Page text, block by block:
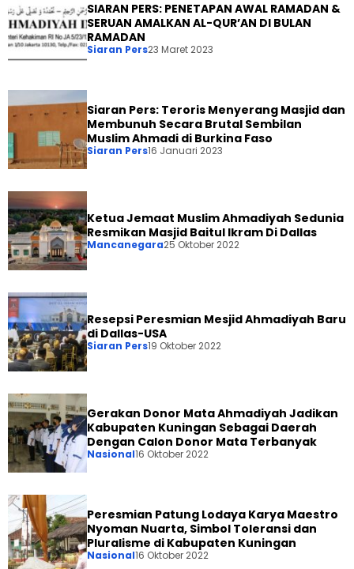
SIARAN PERS: PENETAPAN AWAL RAMADAN &
SERUAN AMALKAN AL-QUR’AN DI BULAN
RAMADAN
Siaran Pers23 Maret 2023
Siaran Pers: Teroris Menyerang Masjid dan
Membunuh Secara Brutal Sembilan
Muslim Ahmadi di Burkina Faso
Siaran Pers16 Januari 2023
Ketua Jemaat Muslim Ahmadiyah Sedunia
Resmikan Masjid Baitul Ikram Di Dallas
Mancanegara25 Oktober 2022
Resepsi Peresmian Mesjid Ahmadiyah Baru
di Dallas-USA
Siaran Pers19 Oktober 2022
Gerakan Donor Mata Ahmadiyah Jadikan
Kabupaten Kuningan Sebagai Daerah
Dengan Calon Donor Mata Terbanyak
Nasional16 Oktober 2022
Peresmian Patung Lodaya Karya Maestro
Nyoman Nuarta, Simbol Toleransi dan
Pluralisme di Kabupaten Kuningan
Nasional16 Oktober 2022